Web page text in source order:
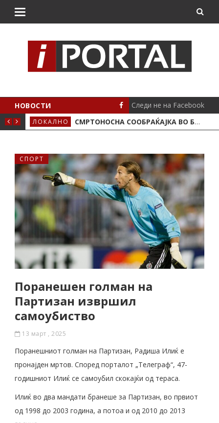
НОВОСТИ
ЛОКАЛНО СМРТОНОСНА СООБРАЌАЈКА ВО БУТЕЛ, ЖИВОТОТ ГО ЗАГУБИ 19-ГОДИШЕН МОТОЦИКЛИСТ
Следи не на Facebook
СПОРТ
Поранешен голман на
Партизан извршил
самоубиство
13 март , 2025
Поранешниот голман на Партизан, Радиша Илиќ е
пронајден мртов. Според порталот „Телеграф“, 47-
годишниот Илиќ се самоубил скокајќи од тераса.
Илиќ во два мандати бранеше за Партизан, во првиот
од 1998 до 2003 година, а потоа и од 2010 до 2013